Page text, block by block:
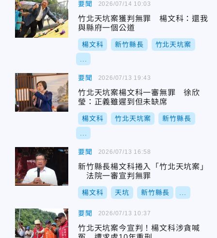
要聞
竹北天坑案獲判無罪 楊文科：還我
與縣府一個公道
楊文科 新竹縣長 竹北天坑案
2026/07/14 10:03
要聞
竹北天坑案楊文科一審無罪 徐欣
瑩：正義雖遲到但未缺席
楊文科 竹北天坑案 新竹縣長
2026/07/13 19:43
要聞
新竹縣長楊文科捲入「竹北天坑案」
法院一審宣判無罪
楊文科 天坑 新竹縣長
2026/07/13 16:58
要聞
竹北天坑案今宣判！楊文科涉貪喊
2026/07/13 10:37